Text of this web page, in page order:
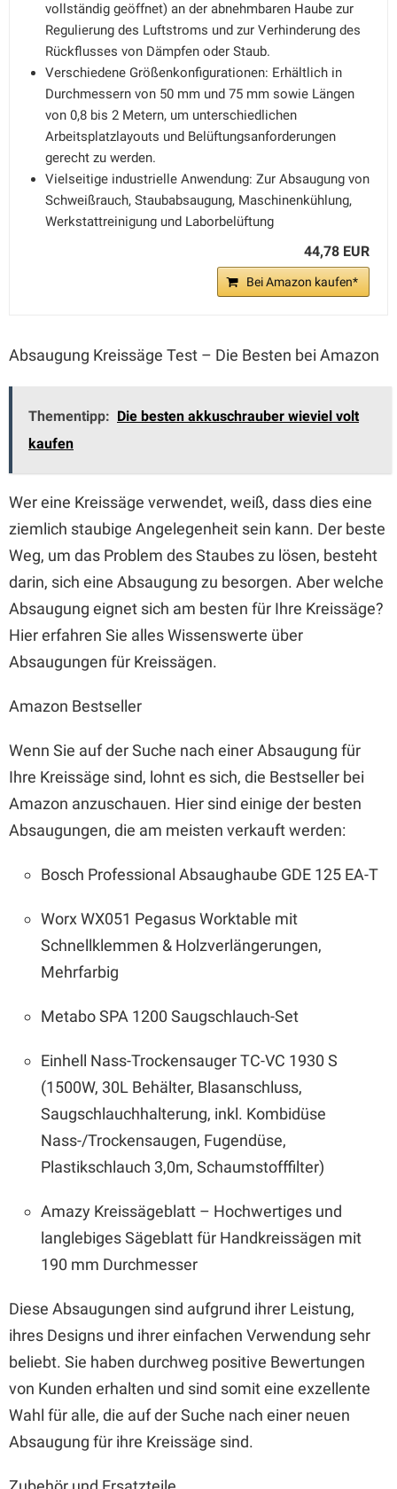
vollständig geöffnet) an der abnehmbaren Haube zur
Regulierung des Luftstroms und zur Verhinderung des
Rückflusses von Dämpfen oder Staub.
Verschiedene Größenkonfigurationen: Erhältlich in
Durchmessern von 50 mm und 75 mm sowie Längen
von 0,8 bis 2 Metern, um unterschiedlichen
Arbeitsplatzlayouts und Belüftungsanforderungen
gerecht zu werden.
Vielseitige industrielle Anwendung: Zur Absaugung von
Schweißrauch, Staubabsaugung, Maschinenkühlung,
Werkstattreinigung und Laborbelüftung
44,78 EUR
Bei Amazon kaufen*
Absaugung Kreissäge Test – Die Besten bei Amazon
Thementipp: Die besten akkuschrauber wieviel volt
kaufen
Wer eine Kreissäge verwendet, weiß, dass dies eine
ziemlich staubige Angelegenheit sein kann. Der beste
Weg, um das Problem des Staubes zu lösen, besteht
darin, sich eine Absaugung zu besorgen. Aber welche
Absaugung eignet sich am besten für Ihre Kreissäge?
Hier erfahren Sie alles Wissenswerte über
Absaugungen für Kreissägen.
Amazon Bestseller
Wenn Sie auf der Suche nach einer Absaugung für
Ihre Kreissäge sind, lohnt es sich, die Bestseller bei
Amazon anzuschauen. Hier sind einige der besten
Absaugungen, die am meisten verkauft werden:
Bosch Professional Absaughaube GDE 125 EA-T
Worx WX051 Pegasus Worktable mit
Schnellklemmen & Holzverlängerungen,
Mehrfarbig
Metabo SPA 1200 Saugschlauch-Set
Einhell Nass-Trockensauger TC-VC 1930 S
(1500W, 30L Behälter, Blasanschluss,
Saugschlauchhalterung, inkl. Kombidüse
Nass-/Trockensaugen, Fugendüse,
Plastikschlauch 3,0m, Schaumstofffilter)
Amazy Kreissägeblatt – Hochwertiges und
langlebiges Sägeblatt für Handkreissägen mit
190 mm Durchmesser
Diese Absaugungen sind aufgrund ihrer Leistung,
ihres Designs und ihrer einfachen Verwendung sehr
beliebt. Sie haben durchweg positive Bewertungen
von Kunden erhalten und sind somit eine exzellente
Wahl für alle, die auf der Suche nach einer neuen
Absaugung für ihre Kreissäge sind.